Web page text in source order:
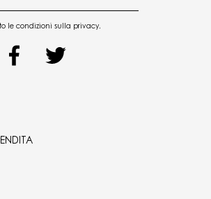
le condizioni sulla privacy.